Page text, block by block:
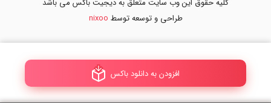
افزودن به دانلود باکس
طراحی و توسعه توسط nixoo